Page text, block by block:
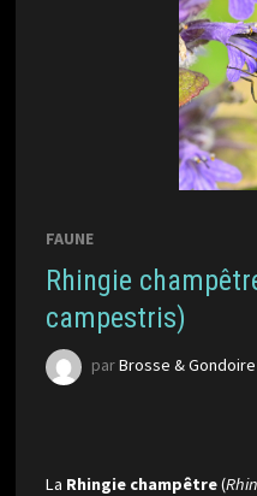
FAUNE
Rhingie
campestris)
parBrosse & Gondoire
La Rhingie champêtre(